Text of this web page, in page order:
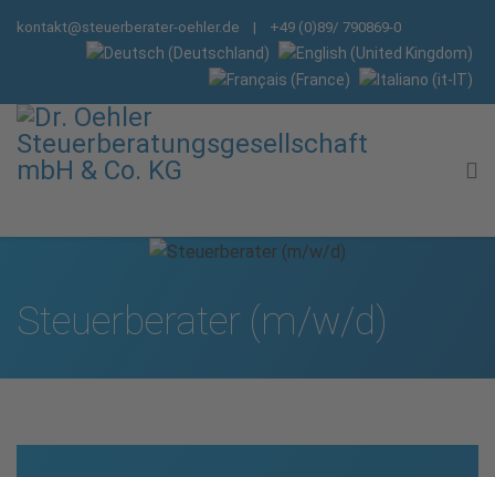
kontakt@steuerberater-oehler.de | +49 (0)89/ 790869-0
Steuer­berater (m/w/d)